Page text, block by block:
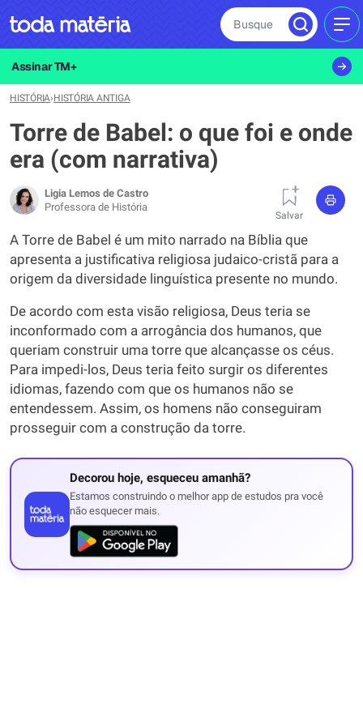
Busque
Assinar TM+
HISTÓRIA›HISTÓRIA ANTIGA
Torre de Babel: o que foi e onde
era (com narrativa)
Ligia Lemos de Castro
Professora de História
Salvar
A Torre de Babel é um mito narrado na Bíblia que
apresenta a justificativa religiosa judaico-cristã para a
origem da diversidade linguística presente no mundo.
De acordo com esta visão religiosa, Deus teria se
inconformado com a arrogância dos humanos, que
queriam construir uma torre que alcançasse os céus.
Para impedi-los, Deus teria feito surgir os diferentes
idiomas, fazendo com que os humanos não se
entendessem. Assim, os homens não conseguiram
prosseguir com a construção da torre.
Decorou hoje, esqueceu amanhã?
Estamos construindo o melhor app de estudos pra você
não esquecer mais.